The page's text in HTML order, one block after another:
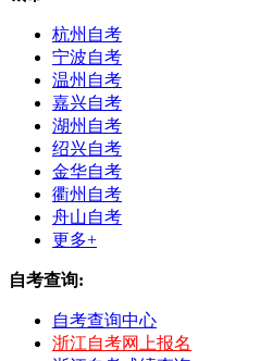
杭州自考
宁波自考
温州自考
嘉兴自考
湖州自考
绍兴自考
金华自考
衢州自考
舟山自考
更多+
自考查询:
自考查询中心
浙江自考网上报名